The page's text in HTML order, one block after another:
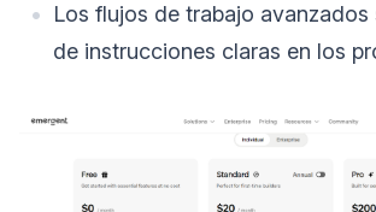
Los flujos de trabajo avanzados
de instrucciones claras en los